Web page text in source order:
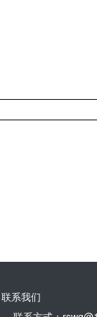
联系我们